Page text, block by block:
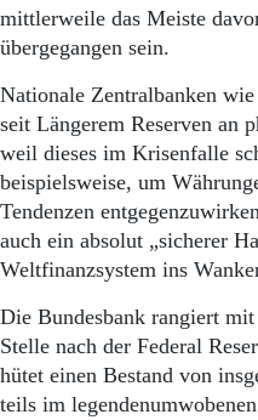
mittlerweile das Meiste
übergegangen sein.
Nationale Zentralbanken
seit Längerem Reserven an
weil dieses im Krisenfalle
beispielsweise, um
Tendenzen
auch ein absolut „sicherer
Weltfinanzsystem ins
Die Bundesbank rangiert
Stelle nach der Federal
hütet einen Bestand von
teils im